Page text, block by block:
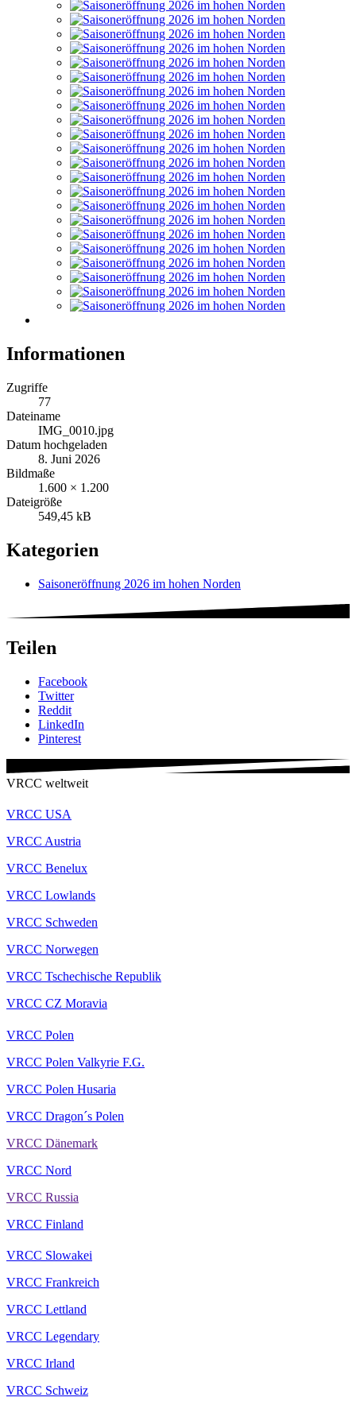
Informationen
Zugriffe
77
Dateiname
IMG_0010.jpg
Datum hochgeladen
8. Juni 2026
Bildmaße
1.600 × 1.200
Dateigröße
549,45 kB
Kategorien
Saisoneröffnung 2026 im hohen Norden
Teilen
Facebook
Twitter
Reddit
LinkedIn
Pinterest
VRCC weltweit
VRCC USA
VRCC Austria
VRCC Benelux
VRCC Lowlands
VRCC Schweden
VRCC Norwegen
VRCC Tschechische Republik
VRCC CZ Moravia
VRCC Polen
VRCC Polen Valkyrie F.G.
VRCC Polen Husaria
VRCC Dragon´s Polen
VRCC Dänemark
VRCC Nord
VRCC Russia
VRCC Finland
VRCC Slowakei
VRCC Frankreich
VRCC Lettland
VRCC Legendary
VRCC Irland
VRCC Schweiz